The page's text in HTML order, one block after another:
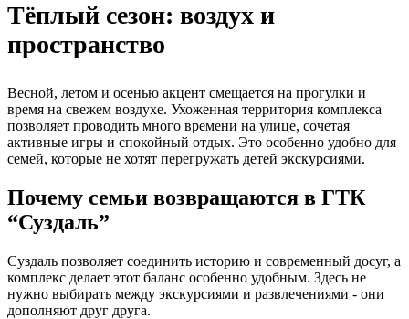
Тёплый сезон: воздух и
пространство
Весной, летом и осенью акцент смещается на прогулки и
время на свежем воздухе. Ухоженная территория комплекса
позволяет проводить много времени на улице, сочетая
активные игры и спокойный отдых. Это особенно удобно для
семей, которые не хотят перегружать детей экскурсиями.
Почему семьи возвращаются в ГТК
“Суздаль”
Суздаль позволяет соединить историю и современный досуг, а
комплекс делает этот баланс особенно удобным. Здесь не
нужно выбирать между экскурсиями и развлечениями - они
дополняют друг друга.